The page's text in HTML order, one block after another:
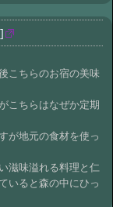
こちらのお宿の美味
こちらはなぜか定期
が地元の食材を使っ
滋味溢れる料理と仁
いると森の中にひっ